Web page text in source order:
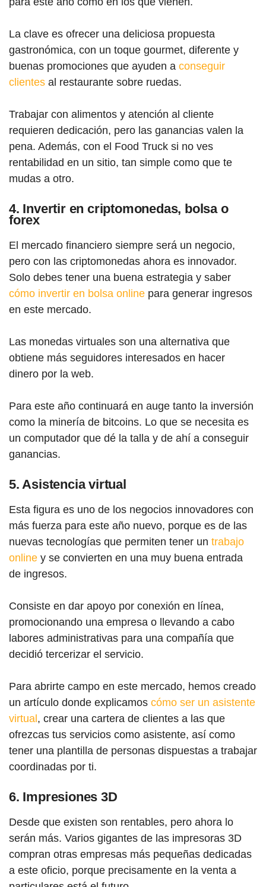
La clave es ofrecer una deliciosa propuesta
gastronómica, con un toque gourmet, diferente y
buenas promociones que ayuden a conseguir
clientes al restaurante sobre ruedas.
Trabajar con alimentos y atención al cliente
requieren dedicación, pero las ganancias valen la
pena. Además, con el Food Truck si no ves
rentabilidad en un sitio, tan simple como que te
mudas a otro.
4. Invertir en criptomonedas, bolsa o
forex
El mercado financiero siempre será un negocio,
pero con las criptomonedas ahora es innovador.
Solo debes tener una buena estrategia y saber
cómo invertir en bolsa online para generar ingresos
en este mercado.
Las monedas virtuales son una alternativa que
obtiene más seguidores interesados en hacer
dinero por la web.
Para este año continuará en auge tanto la inversión
como la minería de bitcoins. Lo que se necesita es
un computador que dé la talla y de ahí a conseguir
ganancias.
5. Asistencia virtual
Esta figura es uno de los negocios innovadores con
más fuerza para este año nuevo, porque es de las
nuevas tecnologías que permiten tener un trabajo
online y se convierten en una muy buena entrada
de ingresos.
Consiste en dar apoyo por conexión en línea,
promocionando una empresa o llevando a cabo
labores administrativas para una compañía que
decidió tercerizar el servicio.
Para abrirte campo en este mercado, hemos creado
un artículo donde explicamos cómo ser un asistente
virtual, crear una cartera de clientes a las que
ofrezcas tus servicios como asistente, así como
tener una plantilla de personas dispuestas a trabajar
coordinadas por ti.
6. Impresiones 3D
Desde que existen son rentables, pero ahora lo
serán más. Varios gigantes de las impresoras 3D
compran otras empresas más pequeñas dedicadas
a este oficio, porque precisamente en la venta a